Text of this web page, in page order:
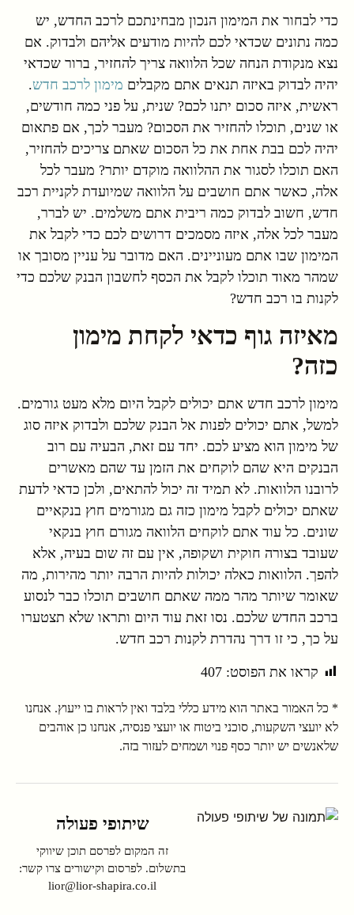
כדי לבחור את המימון הנכון מבחינתכם לרכב החדש, יש
כמה נתונים שכדאי לכם להיות מודעים אליהם ולבדוק. אם
נצא מנקודת הנחה שכל הלוואה צריך להחזיר, ברור שכדאי
יהיה לבדוק באיזה תנאים אתם מקבלים מימון לרכב חדש.
ראשית, איזה סכום יתנו לכם? שנית, על פני כמה חודשים,
או שנים, תוכלו להחזיר את הסכום? מעבר לכך, אם פתאום
יהיה לכם בבת אחת את כל הסכום שאתם צריכים להחזיר,
האם תוכלו לסגור את ההלוואה מוקדם יותר? מעבר לכל
אלה, כאשר אתם חושבים על הלוואה שמיועדת לקניית רכב
חדש, חשוב לבדוק כמה ריבית אתם משלמים. יש לברר,
מעבר לכל אלה, איזה מסמכים דרושים לכם כדי לקבל את
המימון שבו אתם מעוניינים. האם מדובר על עניין מסובך או
שמהר מאוד תוכלו לקבל את הכסף לחשבון הבנק שלכם כדי
לקנות בו רכב חדש?
מאיזה גוף כדאי לקחת מימון
כזה?
מימון לרכב חדש אתם יכולים לקבל היום מלא מעט גורמים.
למשל, אתם יכולים לפנות אל הבנק שלכם ולבדוק איזה סוג
של מימון הוא מציע לכם. יחד עם זאת, הבעיה עם רוב
הבנקים היא שהם לוקחים את הזמן עד שהם מאשרים
לרובנו הלוואות. לא תמיד זה יכול להתאים, ולכן כדאי לדעת
שאתם יכולים לקבל מימון כזה גם מגורמים חוץ בנקאיים
שונים. כל עוד אתם לוקחים הלוואה מגורם חוץ בנקאי
שעובד בצורה חוקית ושקופה, אין עם זה שום בעיה, אלא
להפך. הלוואות כאלה יכולות להיות הרבה יותר מהירות, מה
שאומר שיותר מהר ממה שאתם חושבים תוכלו כבר לנסוע
ברכב החדש שלכם. נסו זאת עוד היום ותראו שלא תצטערו
על כך, כי זו דרך נהדרת לקנות רכב חדש.
קראו את הפוסט: 407
* כל האמור באתר הוא מידע כללי בלבד ואין לראות בו ייעוץ. אנחנו
לא יועצי השקעות, סוכני ביטוח או יועצי פנסיה, אנחנו כן אוהבים
שלאנשים יש יותר כסף פנוי ושמחים לעזור בזה.
שיתופי פעולה
זה המקום לפרסם תוכן שיווקי
בתשלום. לפרסום וקישורים צרו קשר:
lior@lior-shapira.co.il